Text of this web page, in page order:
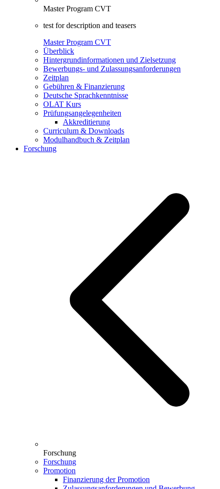
Master Program CVT
test for description and teasers
Master Program CVT
Überblick
Hintergrundinformationen und Zielsetzung
Bewerbungs- und Zulassungsanforderungen
Zeitplan
Gebühren & Finanzierung
Deutsche Sprachkenntnisse
OLAT Kurs
Prüfungsangelegenheiten
Akkreditierung
Curriculum & Downloads
Modulhandbuch & Zeitplan
Forschung
Forschung
Forschung
Promotion
Finanzierung der Promotion